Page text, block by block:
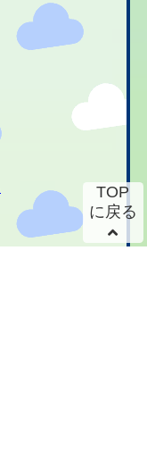
TOP
に戻る